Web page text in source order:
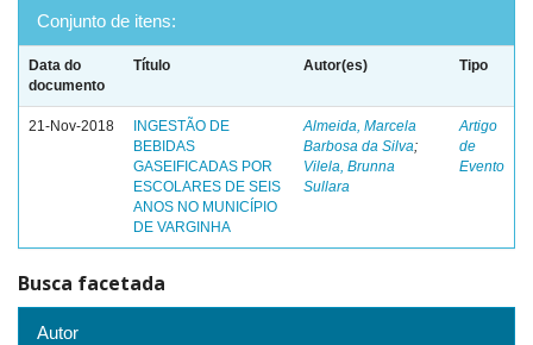
Conjunto de itens:
Data do
documento
Título Autor(es) Tipo
21-Nov-2018
INGESTÃO DE
BEBIDAS
GASEIFICADAS POR
ESCOLARES DE SEIS
ANOS NO MUNICÍPIO
DE VARGINHA
Almeida, Marcela
Barbosa da Silva;
Vilela, Brunna
Sullara
Artigo
de
Evento
Busca facetada
Autor